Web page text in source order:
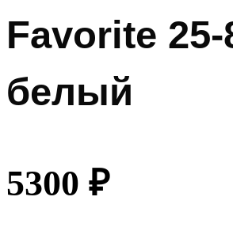
Favorite 25-
белый
5300 ₽